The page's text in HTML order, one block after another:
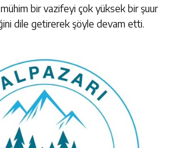
bir vazifeyi çok yüksek bir şuur
dile getirerek şöyle devam etti.